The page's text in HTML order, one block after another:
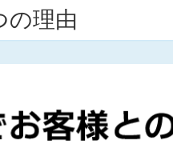
の理由